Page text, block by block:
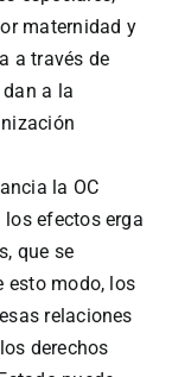
maternidad y
a través de
a la
la OC
efectos erga
que se
esto modo, los
relaciones
derechos